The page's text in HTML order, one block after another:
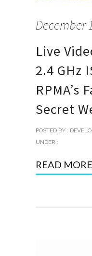
December
Live
2.4 GHz
RPMA’s
Secret
POSTED BY :
UNDER :
READ MORE